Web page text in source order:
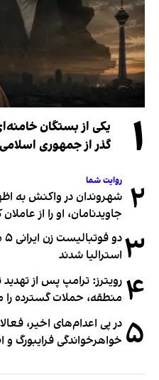
۱
یکی از بستگان
گذر از جمهوری
۲ روایت شما
شهروندان در واکنش به
جاویدنامان، او را از
۳ استرالیا شدند
۴ رویترز: ترامپ پس از
منطقه، حملات گسترده را
۵ در پی اعدام‌های اخیر،
خواهرخواندگی فرایبورگ